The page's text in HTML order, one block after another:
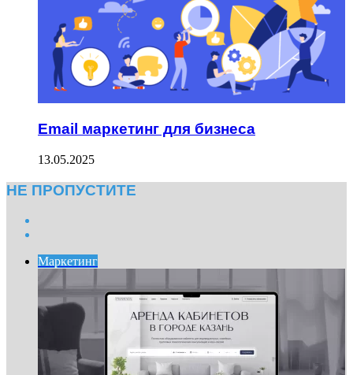
Email маркетинг для бизнеса
13.05.2025
НЕ ПРОПУСТИТЕ
Маркетинг